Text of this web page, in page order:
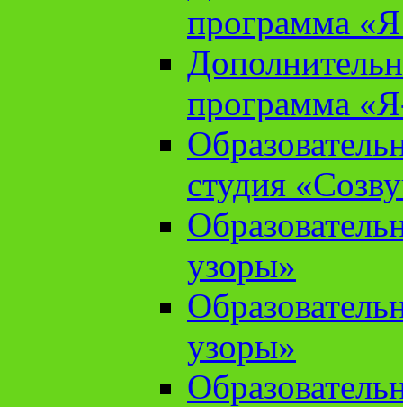
программа «Я
программа
студия
узоры»
узоры»